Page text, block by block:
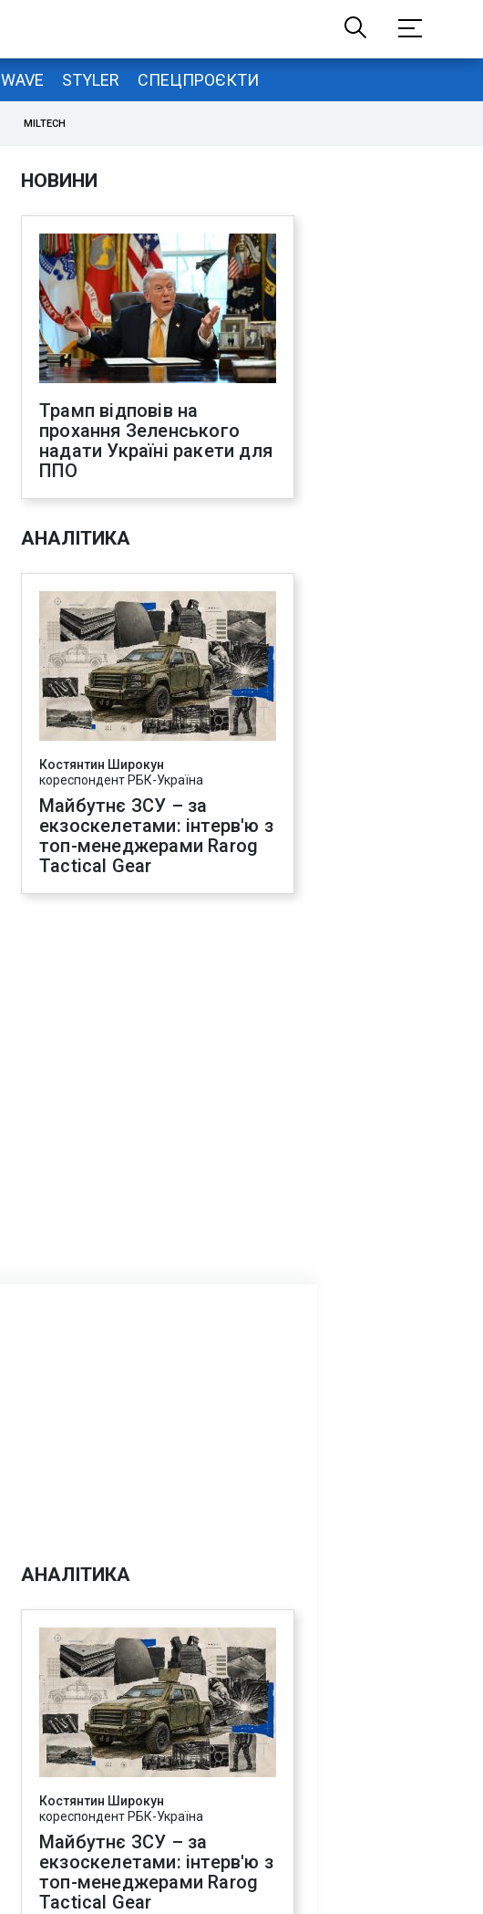
WAVE STYLER СПЕЦПРОЄКТИ
MILTECH
НОВИНИ
Трамп відповів на
прохання Зеленського
надати Україні ракети для
ППО
АНАЛІТИКА
Костянтин Широкун
кореспондент РБК-Україна
Майбутнє ЗСУ – за
екзоскелетами: інтерв'ю з
топ-менеджерами Rarog
Tactical Gear
АНАЛІТИКА
Костянтин Широкун
кореспондент РБК-Україна
Майбутнє ЗСУ – за
екзоскелетами: інтерв'ю з
топ-менеджерами Rarog
Tactical Gear